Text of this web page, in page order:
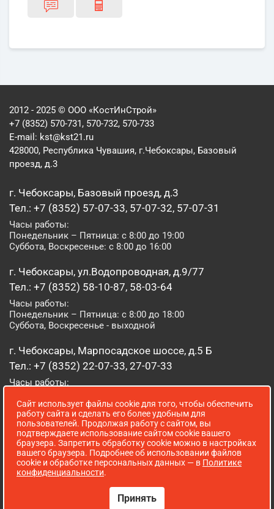
2012 - 2025 © ООО «КостИнСтрой»
+7 (8352) 570-731, 570-732, 570-733
E-mail: kst@kst21.ru
428000, Республика Чувашия, г.Чебоксары, Базовый
проезд, д.3
г. Чебоксары, Базовый проезд, д.3
Тел.: +7 (8352) 57-07-33, 57-07-32, 57-07-31
Часы работы:
Понедельник – Пятница: с 8:00 до 19:00
Суббота, Воскресенье: с 8:00 до 16:00
г. Чебоксары, ул.Водопроводная, д.9/77
Тел.: +7 (8352) 58-10-87, 58-03-64
Часы работы:
Понедельник – Пятница: с 8:00 до 18:00
Суббота, Воскресенье - выходной
г. Чебоксары, Марпосадское шоссе, д.5 Б
Тел.: +7 (8352) 22-07-33, 27-07-33
Часы работы:
Суббота, Воскресенье: с 8:00 до 16:00
г. Йошкар-Ола, ул. Луначарского, д. 52 А
Тел.: (8362) 41-07-31
Часы работы:
Понедельник – Пятница: с 8:00 до 18:00
Сайт использует файлы cookie для того, чтобы обеспечить
работу сайта и сделать его более удобным для
пользователей. Продолжая работу с сайтом, вы
подтверждаете использование сайтом cookie вашего
браузера. Запретить обработку cookie можно в настройках
вашего браузера. Подробнее об использовании файлов
cookie и обработке персональных данных — в Политике
конфиденциальности.
Принять